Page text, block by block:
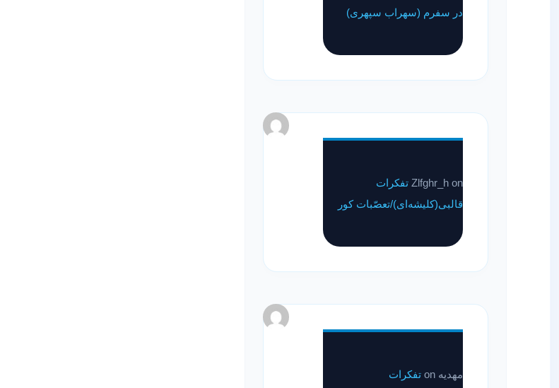
در سفرم (سهراب سپهری)
Zlfghr_h on
تفکرات
قالبی(کلیشه‌ای)/تعصّبات کور
مهدیه
تفکرات